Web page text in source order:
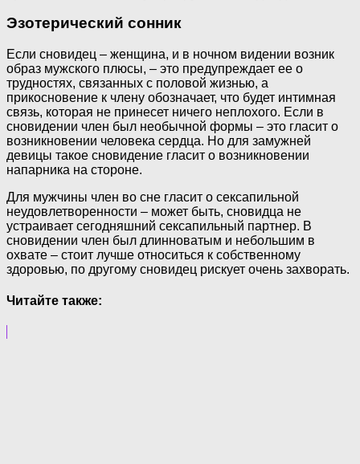
Эзотерический сонник
Если сновидец – женщина, и в ночном видении возник
образ мужского плюсы, – это предупреждает ее о
трудностях, связанных с половой жизнью, а
прикосновение к члену обозначает, что будет интимная
связь, которая не принесет ничего неплохого. Если в
сновидении член был необычной формы – это гласит о
возникновении человека сердца. Но для замужней
девицы такое сновидение гласит о возникновении
напарника на стороне.
Для мужчины член во сне гласит о сексапильной
неудовлетворенности – может быть, сновидца не
устраивает сегодняшний сексапильный партнер. В
сновидении член был длинноватым и небольшим в
охвате – стоит лучше относиться к собственному
здоровью, по другому сновидец рискует очень захворать.
Читайте также: